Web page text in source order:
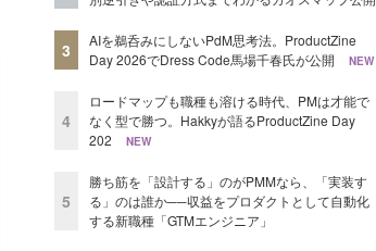
3
AIを鵜呑みにしないPdM思考法。ProductZine
Day 2026でDress Code馬場千春氏が公開
NEW
4
ロードマップも職種も溶ける時代、PMは才能で
なく型で勝つ。Hakkyが語るProductZine Day
202
NEW
5
勝ち筋を「設計する」のがPMMなら、「実装す
る」のは誰か──収益をプロダクトとして自動化
する新職種「GTMエンジニア」